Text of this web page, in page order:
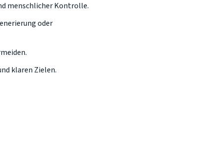
menschlicher Kontrolle.
oder
klaren Zielen.